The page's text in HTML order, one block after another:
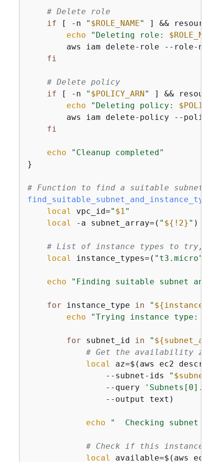
# Delete role
if [ -n " $ROLE_NAME"
] &&
echo
"Deleting role: $ROLE_NAME
aws iam delete-role --role-
fi
# Delete policy
if [ -n " $POLICY_ARN"
] &&
echo
"Deleting policy:
aws iam delete-policy --
fi
echo
"Cleanup completed"
}
# Function to find a suitable subnet
find_suitable_subnet_and_instance_type
local vpc_id=" $1"
local -a subnet_array=( " ${ !2} " )
# List of instance types to try, in
local instance_types=( "t3.micro"
echo "Finding suitable subnet and
for instance_type in " ${
echo
"Trying instance type:
for subnet_id in " ${
# Get the availability
local az=$(aws ec2
                --subnet-ids
"
                --query
                --output text)
echo "  Checking subnet
# Check if this instance
local available=$(aws ec2